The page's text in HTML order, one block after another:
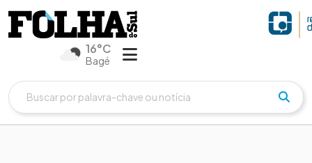
16°C
Bagé